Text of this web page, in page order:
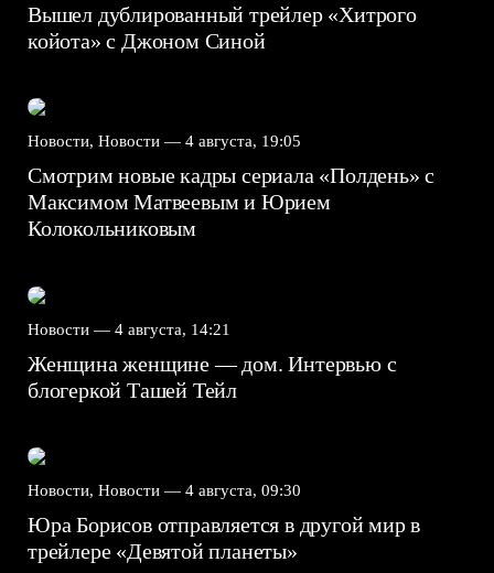
Вышел дублированный трейлер «Хитрого
койота» с Джоном Синой
Новости, Новости — 4 августа, 19:05
Смотрим новые кадры сериала «Полдень» с
Максимом Матвеевым и Юрием
Колокольниковым
Новости — 4 августа, 14:21
Женщина женщине — дом. Интервью с
блогеркой Ташей Тейл
Новости, Новости — 4 августа, 09:30
Юра Борисов отправляется в другой мир в
трейлере «Девятой планеты»